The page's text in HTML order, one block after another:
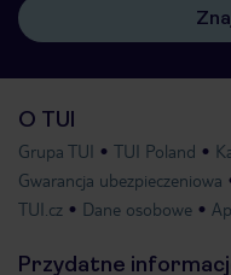
O TUI
Grupa TUI TUI Poland
Gwarancja ubezpieczeniowa
TUI.cz
Dane osobowe
Przydatne